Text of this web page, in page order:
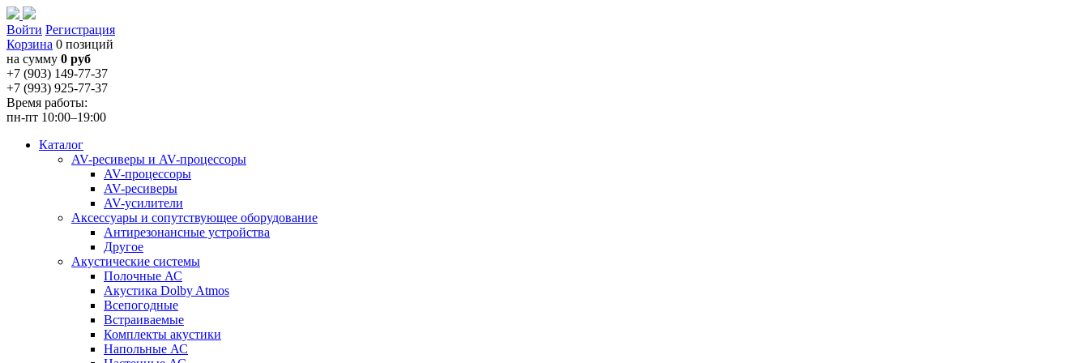
Войти Регистрация
Корзина 0 позиций
на сумму 0 руб
+7 (903) 149-77-37
+7 (993) 925-77-37
Время работы:
пн-пт 10:00–19:00
Каталог
AV-ресиверы и AV-процессоры
AV-процессоры
AV-ресиверы
AV-усилители
Аксессуары и сопутствующее оборудование
Антирезонансные устройства
Другое
Акустические системы
Полочные АС
Акустика Dolby Atmos
Всепогодные
Встраиваемые
Комплекты акустики
Напольные АС